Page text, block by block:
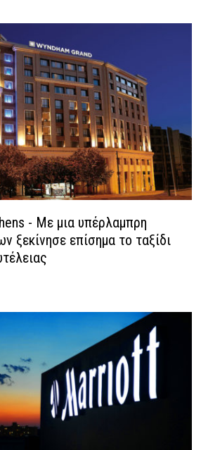
­­­- Με μια υπέρλαμπρη
ξεκίνησε επίσημα το ταξίδι